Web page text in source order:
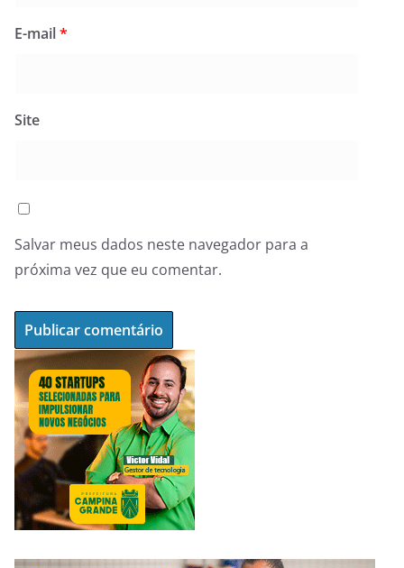
E-mail*
Site
Salvar meus dados neste navegador para a
próxima vez que eu comentar.